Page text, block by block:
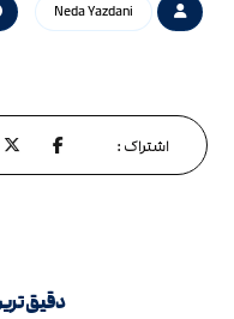
Neda Yazdani